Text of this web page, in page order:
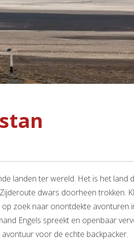
landen ter wereld. Het is het
dwars doorheen trokken.
zoek naar onontdekte avonturen
Engels spreekt en openbaar
voor de echte backpacker.